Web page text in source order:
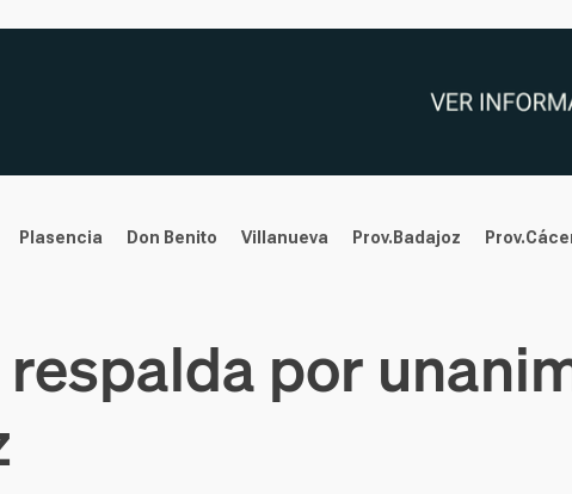
Plasencia Don Benito Villanueva Prov.Badajoz
por